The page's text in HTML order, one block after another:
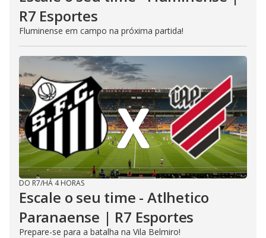
R7 Esportes
Fluminense em campo na próxima partida!
DO R7/HÁ 4 HORAS
Escale o seu time - Atlhetico
Paranaense | R7 Esportes
Prepare-se para a batalha na Vila Belmiro!